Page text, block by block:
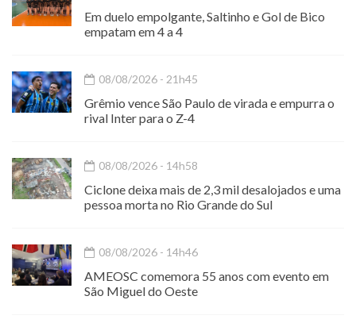
Em duelo empolgante, Saltinho e Gol de Bico
empatam em 4 a 4
08/08/2026 - 21h45
Grêmio vence São Paulo de virada e empurra o
rival Inter para o Z-4
08/08/2026 - 14h58
Ciclone deixa mais de 2,3 mil desalojados e uma
pessoa morta no Rio Grande do Sul
08/08/2026 - 14h46
AMEOSC comemora 55 anos com evento em
São Miguel do Oeste